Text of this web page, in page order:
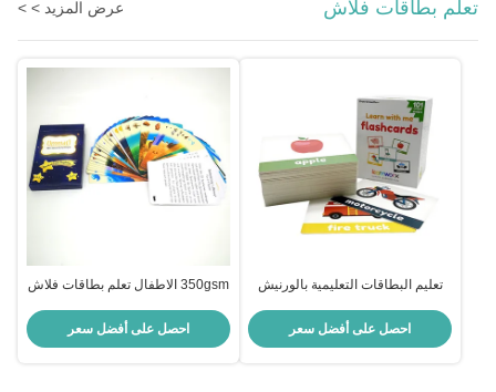
تعلم بطاقات فلاش عرض المزيد > >
تعليم البطاقات التعليمية بالورنيش
احصل على أفضل سعر
350gsm الاطفال تعلم بطاقات فلاش
احصل على أفضل سعر